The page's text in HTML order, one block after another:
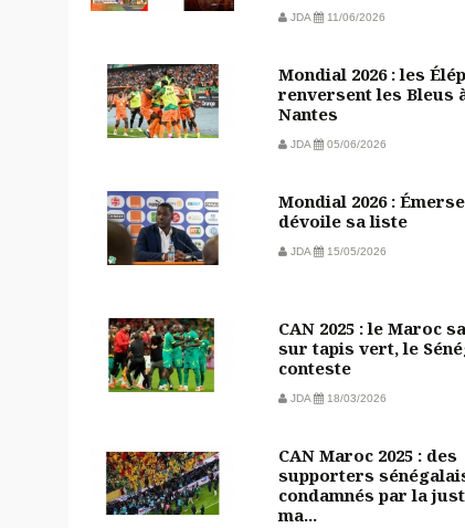
JDA 11/06/2026
Mondial 2026 : les
renversent les Bleus
Nantes
JDA 05/06/2026
Mondial 2026 :
dévoile sa liste
JDA 15/05/2026
CAN 2025 : le Maroc
sur tapis vert, le
conteste
JDA 18/03/2026
CAN Maroc 2025 : des
supporters
condamnés par la
ma...